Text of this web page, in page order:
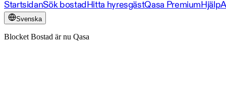
StartsidanSök bostadHitta hyresgästQasa PremiumHjälp
Svenska
Blocket Bostad är nu Qasa